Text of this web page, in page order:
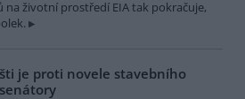
na životní prostředí EIA tak pokračuje,
je proti novele stavebního